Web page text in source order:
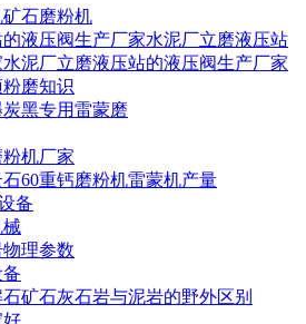
石磨粉机
液压阀生产厂家水泥厂立磨液压站
泥厂立磨液压站的液压阀生产厂家
粉磨知识
炭黑专用雷蒙磨
机厂家
60重钙磨粉机雷蒙机产量
备
械
理参数
矿石灰石岩与泥岩的野外区别
好